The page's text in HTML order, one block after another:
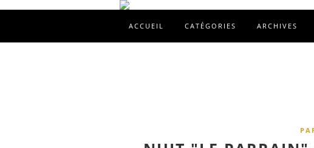
ACCUEIL CATÉGORIES ARCHIVES